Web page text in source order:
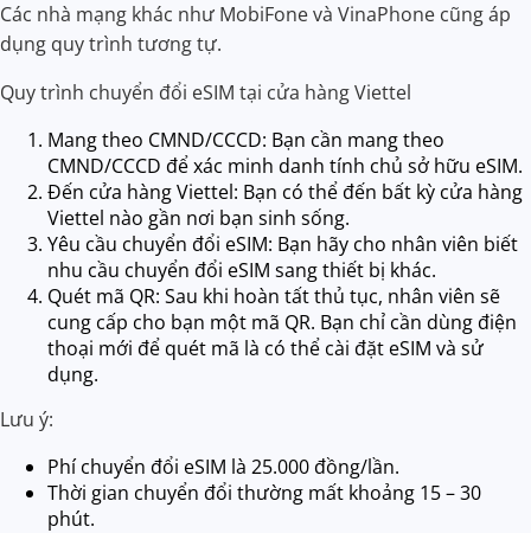
Các nhà mạng khác như MobiFone và VinaPhone cũng áp
dụng quy trình tương tự.
Quy trình chuyển đổi eSIM tại cửa hàng Viettel
Mang theo CMND/CCCD: Bạn cần mang theo
CMND/CCCD để xác minh danh tính chủ sở hữu eSIM.
Đến cửa hàng Viettel: Bạn có thể đến bất kỳ cửa hàng
Viettel nào gần nơi bạn sinh sống.
Yêu cầu chuyển đổi eSIM: Bạn hãy cho nhân viên biết
nhu cầu chuyển đổi eSIM sang thiết bị khác.
Quét mã QR: Sau khi hoàn tất thủ tục, nhân viên sẽ
cung cấp cho bạn một mã QR. Bạn chỉ cần dùng điện
thoại mới để quét mã là có thể cài đặt eSIM và sử
dụng.
Lưu ý:
Phí chuyển đổi eSIM là 25.000 đồng/lần.
Thời gian chuyển đổi thường mất khoảng 15 – 30
phút.